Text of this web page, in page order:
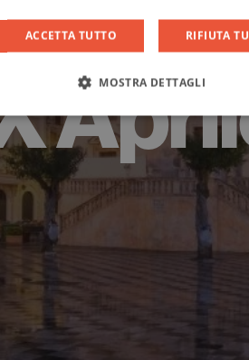
ACCETTA TUTTO RIFIUTA
MOSTRA DETTAGLI